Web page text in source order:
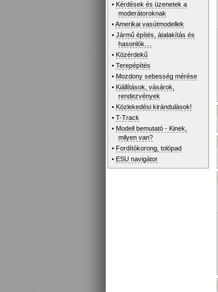
• Kérdések és üzenetek a
moderátoroknak
•Amerikai vasútmodellek
•Jármű építés, átalakítás és
hasonlók....
• Közérdekű
•Terepépítés
• Mozdony sebesség mérése
• Kiállítások, vásárok,
rendezvények
• Közlekedési kirándulások!
•T-Track
• Modell bemutató - Kinek,
milyen van?
• Fordítókorong, tolópad
• ESU navigátor